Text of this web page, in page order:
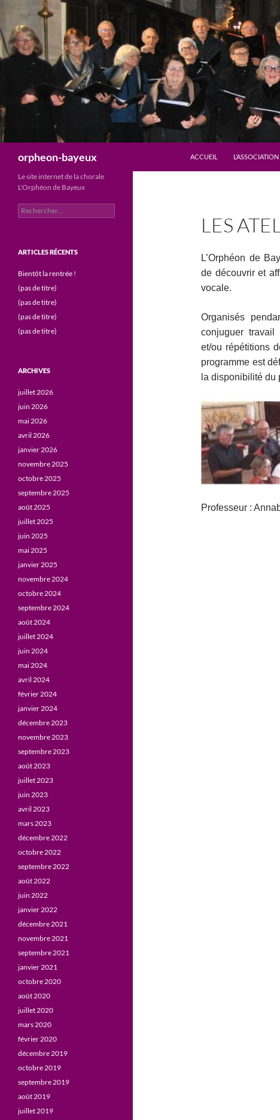
contenu
orpheon-bayeux ACCUEIL L’ASSOCIATION
LES
L’Orphéon de
de découvrir et
vocale.
Organisés
conjuguer
et/ou répétitions
programme est
la disponibilité du
Professeur :
Le site internet de la chorale
L'Orphéon de Bayeux
Rechercher :
ARTICLES RÉCENTS
Bientôt la rentrée !
(pas de titre)
(pas de titre)
(pas de titre)
(pas de titre)
ARCHIVES
juillet 2026
juin 2026
mai 2026
avril 2026
janvier 2026
novembre 2025
octobre 2025
septembre 2025
août 2025
juillet 2025
juin 2025
mai 2025
janvier 2025
novembre 2024
octobre 2024
septembre 2024
août 2024
juillet 2024
juin 2024
mai 2024
avril 2024
février 2024
janvier 2024
décembre 2023
novembre 2023
septembre 2023
août 2023
juillet 2023
juin 2023
avril 2023
mars 2023
décembre 2022
octobre 2022
septembre 2022
août 2022
juin 2022
janvier 2022
décembre 2021
novembre 2021
septembre 2021
janvier 2021
octobre 2020
août 2020
juillet 2020
mars 2020
février 2020
décembre 2019
octobre 2019
septembre 2019
août 2019
juillet 2019